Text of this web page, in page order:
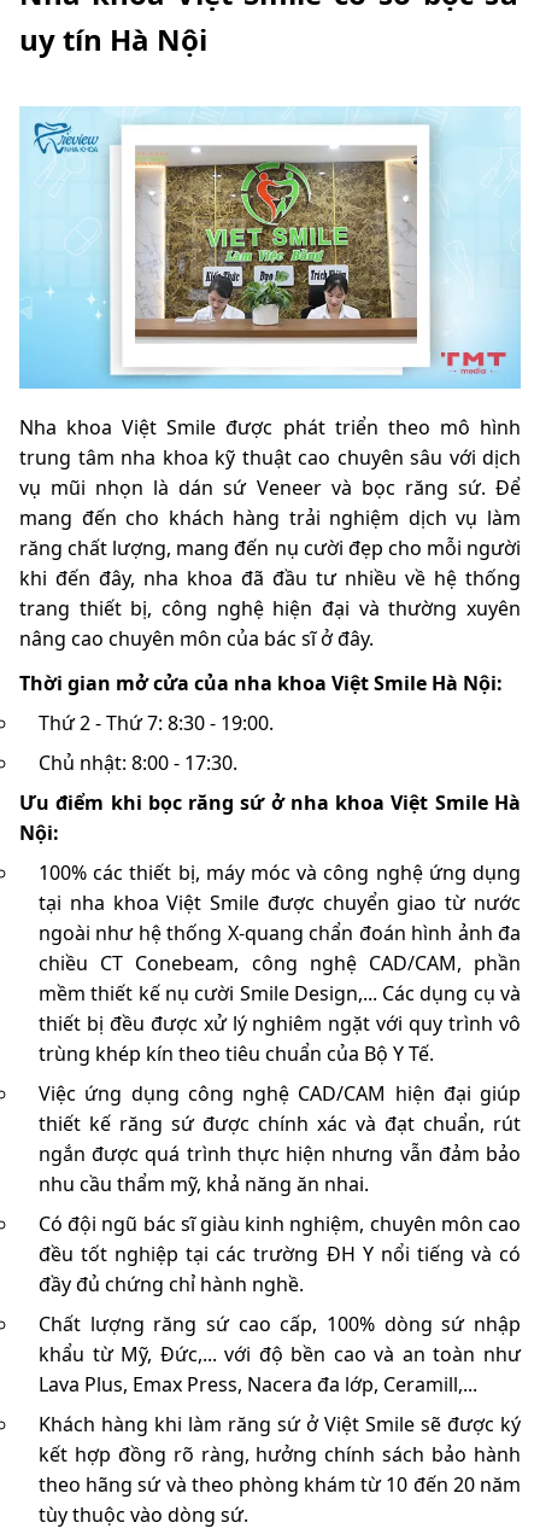
uy tín Hà Nội
Nha khoa Việt Smile được phát triển theo mô hình
trung tâm nha khoa kỹ thuật cao chuyên sâu với dịch
vụ mũi nhọn là dán sứ Veneer và bọc răng sứ. Để
mang đến cho khách hàng trải nghiệm dịch vụ làm
răng chất lượng, mang đến nụ cười đẹp cho mỗi người
khi đến đây, nha khoa đã đầu tư nhiều về hệ thống
trang thiết bị, công nghệ hiện đại và thường xuyên
nâng cao chuyên môn của bác sĩ ở đây.
Thời gian mở cửa của nha khoa Việt Smile Hà Nội:
Thứ 2 - Thứ 7: 8:30 - 19:00.
Chủ nhật: 8:00 - 17:30.
Ưu điểm khi bọc răng sứ ở nha khoa Việt Smile Hà
Nội:
100% các thiết bị, máy móc và công nghệ ứng dụng
tại nha khoa Việt Smile được chuyển giao từ nước
ngoài như hệ thống X-quang chẩn đoán hình ảnh đa
chiều CT Conebeam, công nghệ CAD/CAM, phần
mềm thiết kế nụ cười Smile Design,... Các dụng cụ và
thiết bị đều được xử lý nghiêm ngặt với quy trình vô
trùng khép kín theo tiêu chuẩn của Bộ Y Tế.
Việc ứng dụng công nghệ CAD/CAM hiện đại giúp
thiết kế răng sứ được chính xác và đạt chuẩn, rút
ngắn được quá trình thực hiện nhưng vẫn đảm bảo
nhu cầu thẩm mỹ, khả năng ăn nhai.
Có đội ngũ bác sĩ giàu kinh nghiệm, chuyên môn cao
đều tốt nghiệp tại các trường ĐH Y nổi tiếng và có
đầy đủ chứng chỉ hành nghề.
Chất lượng răng sứ cao cấp, 100% dòng sứ nhập
khẩu từ Mỹ, Đức,... với độ bền cao và an toàn như
Lava Plus, Emax Press, Nacera đa lớp, Ceramill,...
Khách hàng khi làm răng sứ ở Việt Smile sẽ được ký
kết hợp đồng rõ ràng, hưởng chính sách bảo hành
theo hãng sứ và theo phòng khám từ 10 đến 20 năm
tùy thuộc vào dòng sứ.